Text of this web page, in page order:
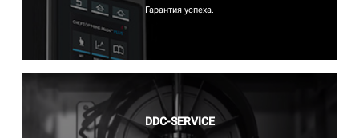
Гарантия успеха.
DDC-SERVICE